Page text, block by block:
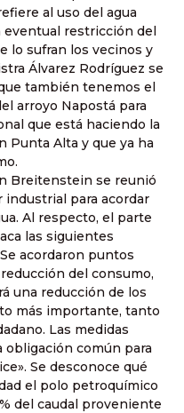
al uso del agua
eventual restricción del
lo sufran los vecinos y
Álvarez Rodríguez se
también tenemos el
arroyo Napostá para
que está haciendo la
Punta Alta y que ya ha
Breitenstein se reunió
para acordar
Al respecto, el parte
las siguientes
acordaron puntos
del consumo,
una reducción de los
más importante, tanto
Las medidas
obligación común para
Se desconoce qué
el polo petroquímico
del caudal proveniente